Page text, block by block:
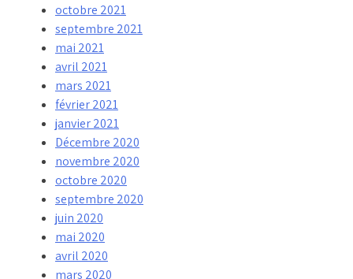
octobre 2021
septembre 2021
mai 2021
avril 2021
mars 2021
février 2021
janvier 2021
Décembre 2020
novembre 2020
octobre 2020
septembre 2020
juin 2020
mai 2020
avril 2020
mars 2020